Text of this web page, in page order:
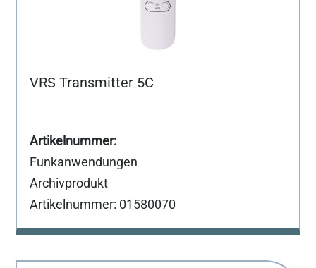
VRS Transmitter 5C
Funkanwendungen
Archivprodukt
Artikelnummer: 01580070